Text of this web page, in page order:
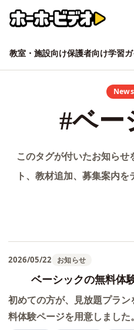
教室・施設向け保護者向け学習
#ベー
このタグが付いたお知ら
ト、教材追加、募集案内を
2026/05/22 お知らせ
ベーシックの無料体
初めての方が、見放題プラ
料体験ページを用意しました。